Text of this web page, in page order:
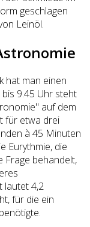
geschlagen
Leinöl.
hat man einen
9.45 Uhr steht
auf dem
für etwa drei
à 45 Minuten
Eurythmie, die
Frage behandelt,
lautet 4,2
für die ein